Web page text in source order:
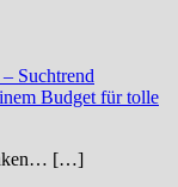
Suchtrend
Budget für tolle
[…]